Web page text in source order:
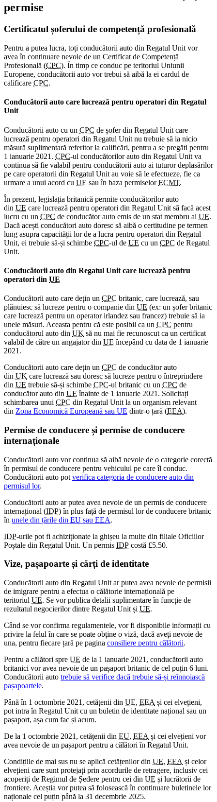
permise
Certificatul șoferului de competență profesională
Pentru a putea lucra, toți conducătorii auto din Regatul Unit vor
avea în continuare nevoie de un Certificat de Competență
Profesională (CPC). În timp ce conduc pe teritoriul Uniunii
Europene, conducătorii auto vor trebui să aibă la ei cardul de
calificare CPC.
Conducătorii auto care lucrează pentru operatori din Regatul
Unit
Conducătorii auto cu un CPC de șofer din Regatul Unit care
lucrează pentru operatori din Regatul Unit nu trebuie să ia nicio
măsură suplimentară referitor la calificări, pentru a se pregăti pentru
1 ianuarie 2021. CPC-ul conducătorilor auto din Regatul Unit va
continua să fie valabil pentru conducătorii auto ai tuturor deplasărilor
pe care operatorii din Regatul Unit au voie să le efectueze, fie ca
urmare a unui acord cu UE sau în baza permiselorECMT.
În prezent, legislația britanică permite conducătorilor auto
din UE care lucrează pentru operatori din Regatul Unit să facă acest
lucru cu un CPC de conducător auto emis de un stat membru al UE.
Dacă acești conducători auto doresc să aibă o certitudine pe termen
lung asupra capacității lor de a lucra pentru operatori din Regatul
Unit, ei trebuie să-și schimbe CPC-ul de UE cu un CPC de Regatul
Unit.
Conducătorii auto din Regatul Unit care lucrează pentru
operatori din UE
Conducătorii auto care dețin un CPC britanic, care lucrează, sau
plănuiesc să lucreze pentru o companie din UE (ex: un șofer britanic
care lucrează pentru un operator irlandez sau francez) trebuie să ia
unele măsuri. Aceasta pentru că este posibil ca un CPC pentru
conducătorul auto din UK să nu mai fie recunoscut ca un certificat
valabil de către un angajator din UE începând cu data de 1 ianuarie
2021.
Conducătorii auto care dețin un CPC de conducător auto
din UK care lucrează sau doresc să lucreze pentru o întreprindere
din UE trebuie să-și schimbe CPC-ul britanic cu un CPC de
conducător auto din UE înainte de 1 ianuarie 2021. Solicitați
schimbarea unui CPC din Regatul Unit la un organism relevant
din Zona Economică Europeană sau UE dintr-o țară (EEA).
Permise de conducere și permise de conducere
internaționale
Conducătorii auto vor continua să aibă nevoie de o categorie corectă
în permisul de conducere pentru vehiculul pe care îl conduc.
Conducătorii auto pot verifica categoria de conducere auto din
permisul lor.
Conducătorii auto ar putea avea nevoie de un permis de conducere
internațional (IDP) în plus față de permisul lor de conducere britanic
în unele din țările din EU sau EEA.
IDP-urile pot fi achiziționate la ghișeu la multe din filiale Oficiilor
Poștale din Regatul Unit. Un permis IDP costă £5.50.
Vize, pașapoarte și cărți de identitate
Conducătorii auto din Regatul Unit ar putea avea nevoie de permisii
de imigrare pentru a efectua o călătorie internațională pe
teritoriul UE. Se vor publica detalii suplimentare în funcție de
rezultatul negocierilor dintre Regatul Unit și UE.
Când se vor confirma regulamentele, vor fi disponibile informații cu
privire la felul în care se poate obține o viză, dacă aveți nevoie de
una, pentru fiecare țară pe pagina consiliere pentru călătorii.
Pentru a călători spre UE de la 1 ianuarie 2021, conducătorii auto
britanici vor avea nevoie de un pașaport britanic de cel puțin 6 luni.
Conducătorii auto trebuie să verifice dacă trebuie să-și reînnoiască
pașapoartele.
Până în 1 octombrie 2021, cetățenii din UE, EEA și cei elvețieni,
pot intra în Regatul Unit cu un buletin de identitate național sau un
pașaport, așa cum fac și acum.
De la 1 octombrie 2021, cetățenii din EU, EEA și cei elvețieni vor
avea nevoie de un pașaport pentru a călători în Regatul Unit.
Condițiile de mai sus nu se aplică cetățenilor din UE, EEA și celor
elvețieni care sunt protejați prin acordurile de retragere, inclusiv cei
acoperiți de Regimul de Ședere pentru cei din UE și lucrătorii de
frontiere. Aceștia vor putea să folosească în continuare buletinele lor
naționale cel puțin până la 31 decembrie 2025.